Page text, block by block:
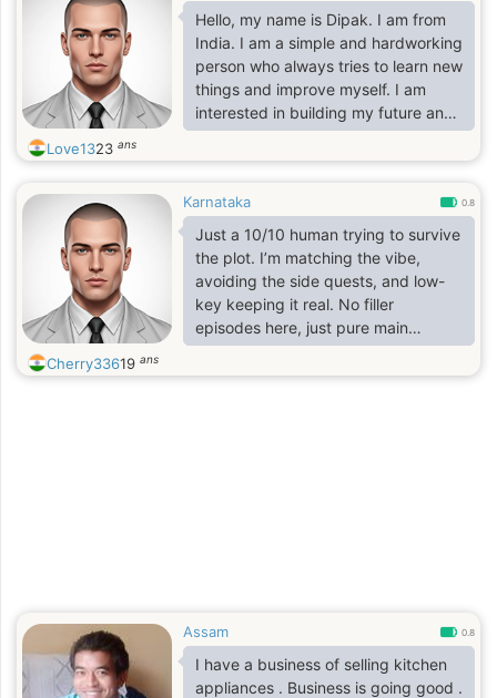
Hello, my name is Dipak. I am from
India. I am a simple and hardworking
person who always tries to learn new
things and improve myself. I am
interested in building my future and
becoming successful in life. I believe
in consistency, honesty, and hard
explore new ideas and think about
ways to earn and grow. I always try
to stay positive and focused on my
goals.
Love1323 ans
Karnataka 0.8
Just a 10/10 human trying to survive
the plot. I’m matching the vibe,
avoiding the side quests, and low-
key keeping it real. No filler
episodes here, just pure main
character energy.
Cherry33619 ans
Assam 0.8
I have a business of selling kitchen
appliances . Business is going good .